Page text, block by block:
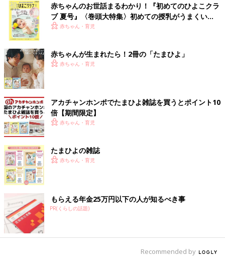
赤ちゃんのお世話まるわかり！『初めてのひよこクラ
ブ 夏号』〈巻頭大特集〉初めての授乳がうまくい
く！ おっぱい・ミルクの基本と夏のトラブル 解決テ
赤ちゃん・育児
赤ちゃんが生まれたら！2冊の「たまひよ」
赤ちゃん・育児
アカチャンホンポでたまひよ雑誌を買うとポイント10
倍【期間限定】
赤ちゃん・育児
たまひよの雑誌
赤ちゃん・育児
もらえる年金25万円以下の人が知るべき事
PR(くらしの話題)
Recommended by